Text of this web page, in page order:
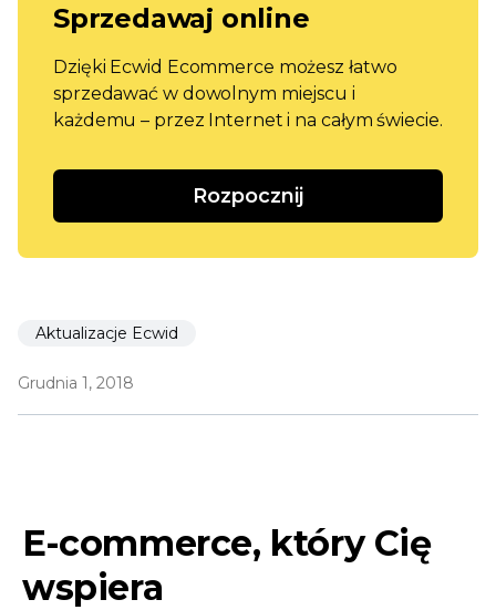
Sprzedawaj online
Dzięki Ecwid Ecommerce możesz łatwo
sprzedawać w dowolnym miejscu i
każdemu – przez Internet i na całym świecie.
Rozpocznij
Aktualizacje Ecwid
Grudnia 1, 2018
E-commerce, który Cię
wspiera